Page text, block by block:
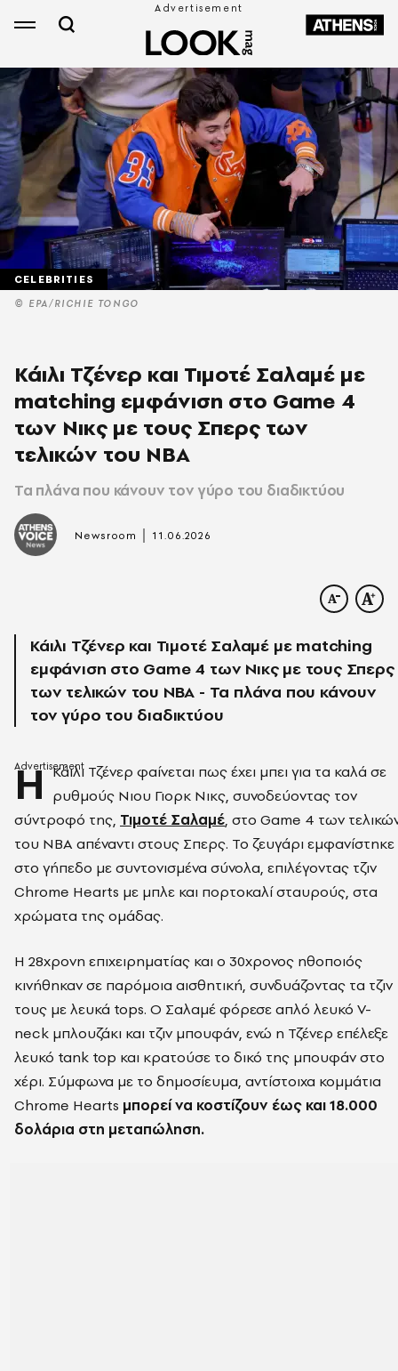
© EPA/RICHIE TONGO
CELEBRITIES
Κάιλι Τζένερ και Τιμοτέ Σαλαμέ με
matching εμφάνιση στο Game 4
των Νικς με τους Σπερς των
τελικών του NBA
Τα πλάνα που κάνουν τον γύρο του διαδικτύου
Newsroom 11.06.2026
Κάιλι Τζένερ και Τιμοτέ Σαλαμέ με matching
εμφάνιση στο Game 4 των Νικς με τους Σπερς
των τελικών του NBA - Τα πλάνα που κάνουν
τον γύρο του διαδικτύου
Η Κάιλι Τζένερ φαίνεται πως έχει μπει για τα καλά σε
ρυθμούς Νιου Γιορκ Νικς, συνοδεύοντας τον
σύντροφό της, Τιμοτέ Σαλαμέ, στο Game 4 των
του NBA απέναντι στους Σπερς. Το ζευγάρι εμφανίστηκε
στο γήπεδο με συντονισμένα σύνολα, επιλέγοντας τζιν
Chrome Hearts με μπλε και πορτοκαλί σταυρούς, στα
χρώματα της ομάδας.
Η 28χρονη επιχειρηματίας και ο 30χρονος ηθοποιός
κινήθηκαν σε παρόμοια αισθητική, συνδυάζοντας τα τζιν
τους με λευκά tops. Ο Σαλαμέ φόρεσε απλό λευκό V-
neck μπλουζάκι και τζιν μπουφάν, ενώ η Τζένερ επέλεξε
λευκό tank top και κρατούσε το δικό της μπουφάν στο
χέρι. Σύμφωνα με το δημοσίευμα, αντίστοιχα κομμάτια
Chrome Hearts μπορεί να κοστίζουν έως και 18.000
δολάρια στη μεταπώληση.